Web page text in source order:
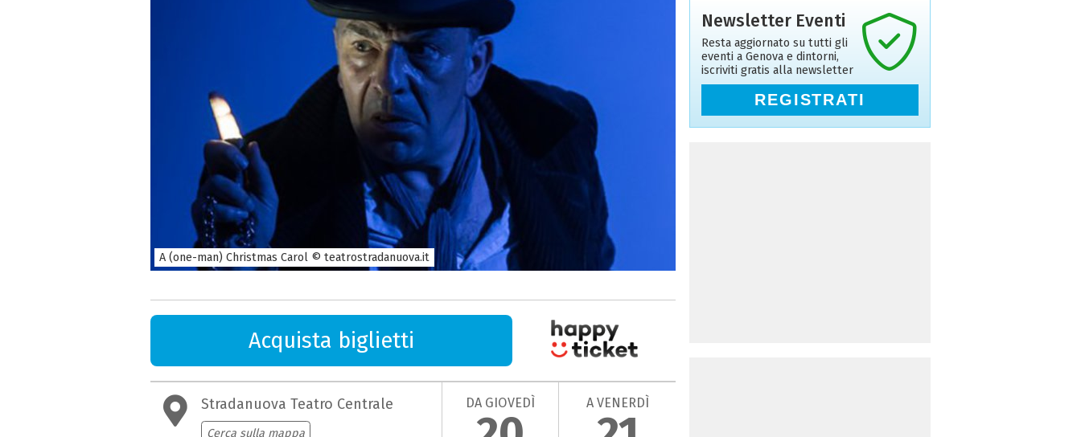
A (one-man) Christmas Carol © teatrostradanuova.it
Acquista biglietti
Stradanuova Teatro Centrale
Cerca sulla mappa
DA GIOVEDÌ A VENERDÌ
Newsletter Eventi
Resta aggiornato su tutti gli
eventi a Genova e dintorni,
iscriviti gratis alla newsletter
REGISTRATI